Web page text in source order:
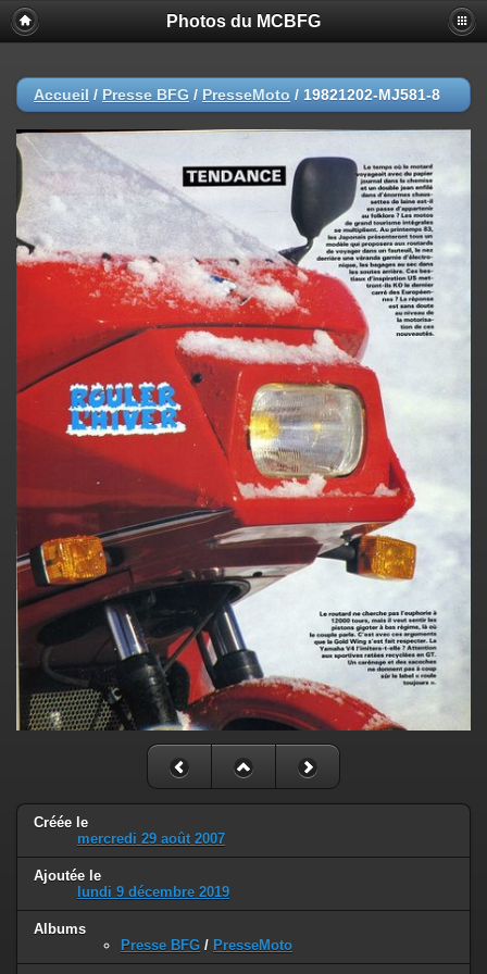
Photos du MCBFG
Accueil / Presse BFG / PresseMoto / 19821202-MJ581-8
Créée le
mercredi 29 août 2007
Ajoutée le
lundi 9 décembre 2019
Albums
Presse BFG / PresseMoto